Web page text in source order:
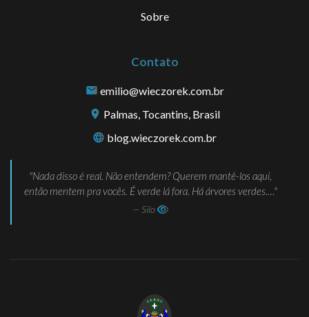
Sobre
Contato
emilio@wieczorek.com.br
Palmas, Tocantins, Brasil
blog.wieczorek.com.br
Nada disso é real. Não entendem? Querem mantê-los aqui,
então mentem pra vocês. É verde lá fora. Há árvores verdes.…
— Silo